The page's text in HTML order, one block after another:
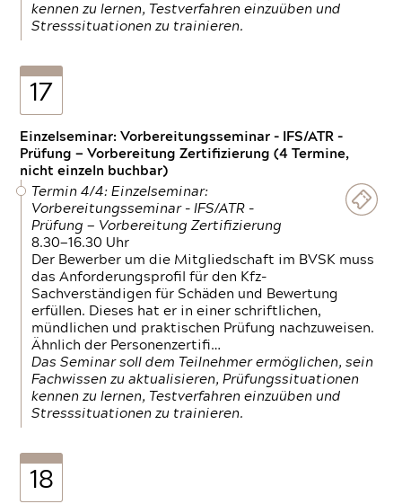
kennen zu lernen, Testverfahren einzuüben und
Stresssituationen zu trainieren.
17
Einzelseminar: Vorbereitungsseminar - IFS/ATR -
Prüfung — Vorbereitung Zertifizierung (4 Termine,
nicht einzeln buchbar)
Termin 4/4: Einzelseminar:
Vorbereitungsseminar - IFS/ATR -
Prüfung — Vorbereitung Zertifizierung
8.30—16.30 Uhr
Der Bewerber um die Mitgliedschaft im BVSK muss
das Anforderungsprofil für den Kfz-
Sachverständigen für Schäden und Bewertung
erfüllen. Dieses hat er in einer schriftlichen,
mündlichen und praktischen Prüfung nachzuweisen.
Ähnlich der Personenzertifi…
Das Seminar soll dem Teilnehmer ermöglichen, sein
Fachwissen zu aktualisieren, Prüfungssituationen
kennen zu lernen, Testverfahren einzuüben und
Stresssituationen zu trainieren.
18